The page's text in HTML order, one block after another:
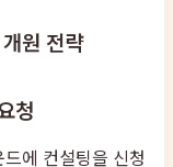
원 전략
청
에 컨설팅을 신청